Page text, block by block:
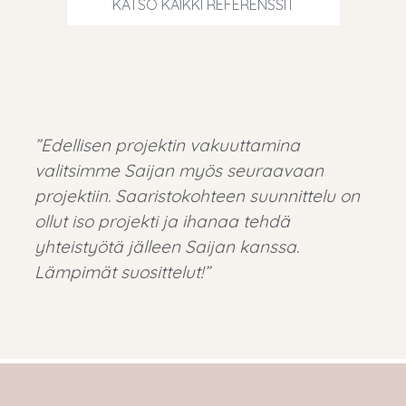
KATSO KAIKKI REFERENSSIT
”Edellisen projektin vakuuttamina
valitsimme Saijan myös seuraavaan
projektiin. Saaristokohteen suunnittelu on
ollut iso projekti ja ihanaa tehdä
yhteistyötä jälleen Saijan kanssa.
Lämpimät suosittelut!”